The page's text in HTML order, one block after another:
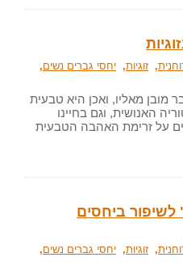
, זוגיות, יחסי גברים נשים,
מובן מאליו, ואכן היא טבעית
האנושית, וגם בחיינו
על זרימת האהבה הטבעית
לשיפור ביחסים
, זוגיות, יחסי גברים נשים,